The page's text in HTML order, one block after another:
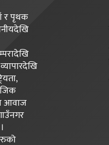
र पृथक
आवाज